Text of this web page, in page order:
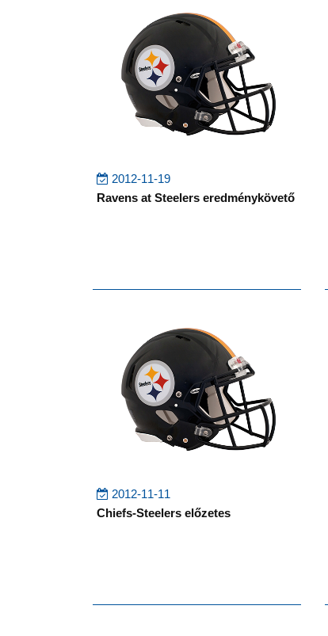
2012-11-19
Ravens at Steelers eredménykövető
2012-11-11
Chiefs-Steelers előzetes